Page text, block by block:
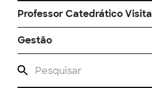
Professor Catedrático
Gestão